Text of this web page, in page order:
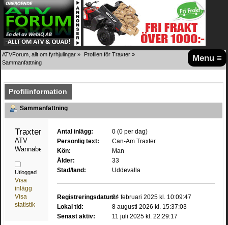
Menu ≡
ATVForum, allt om fyrhjulingar » Profilen för Traxter »
Sammanfattning
Profilinformation
Sammanfattning
ATV
Wannabe
Utloggad
Visa
inlägg
Visa
statistik
Antal inlägg:
0 (0 per dag)
Personlig text:
Can-Am Traxter
Kön:
Man
Ålder:
33
Stad/land:
Uddevalla
Registreringsdatum:24 februari 2025 kl. 10:09:47
Lokal tid:
8 augusti 2026 kl. 15:37:03
Senast aktiv:
11 juli 2025 kl. 22:29:17